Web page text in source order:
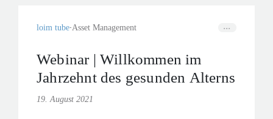
erfordert.
loim tube Asset Management
Webinar | Willkommen im
Jahrzehnt des gesunden Alterns
19. August 2021